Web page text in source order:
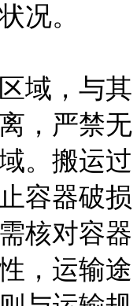
况。
域，与其
，严禁无
。搬运过
容器破损
核对容器
，运输途